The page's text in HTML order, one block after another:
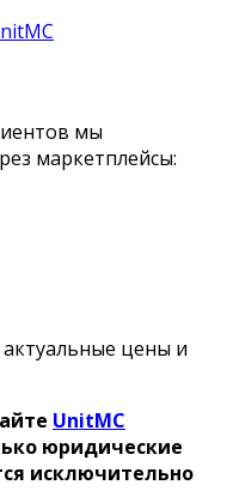
мы
маркетплейсы:
цены и
UnitMC
юридические
исключительно